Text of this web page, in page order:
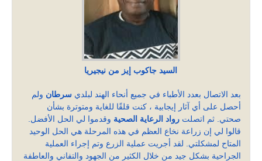
السيد جاكوب إيز من نيجيريا
بعد الاتصال بعدد الأطباء في جميع أنحاء الهند لبلديسرطان ولم
أحصل على أي آثار إيجابية ، كنت قلقًا للغاية ومتوترة بشأن
صحتي. ثم اتصلترواد الرعاية الصحية وقدموا لي الحل الأفضل.
قالوا لي إن زراعة نخاع العظم في هذه المرحلة هي الحل الوحيد
المتاح لمشكلتي. لقد أجريت عملية الزرع وتم إجراء العملية
الجراحية بشكل جيد من خلال الكثير من الجهود والتفاني والعاطفة